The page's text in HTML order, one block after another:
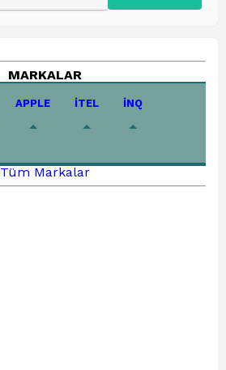
MARKALAR
APPLE İTEL İNQ
Tüm Markalar